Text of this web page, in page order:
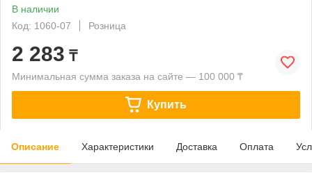
В наличии
Код: 1060-07
Розница
2 283 ₸
Минимальная сумма заказа на сайте — 100 000 ₸
Купить
Описание Характеристики Доставка Оплата